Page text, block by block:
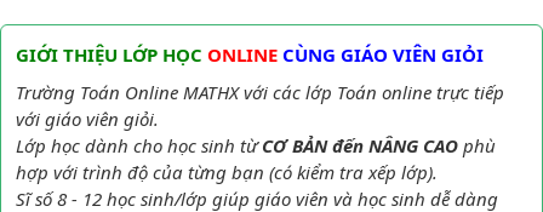
GIỚI THIỆU LỚP HỌC ONLINE CÙNG GIÁO VIÊN GIỎI
Trường Toán Online MATHX với các lớp Toán online trực tiếp
với giáo viên giỏi.
Lớp học dành cho học sinh từCƠ BẢN đến NÂNG CAO phù
hợp với trình độ của từng bạn (có kiểm tra xếp lớp).
Sĩ số 8 - 12 học sinh/lớp giúp giáo viên và học sinh dễ dàng